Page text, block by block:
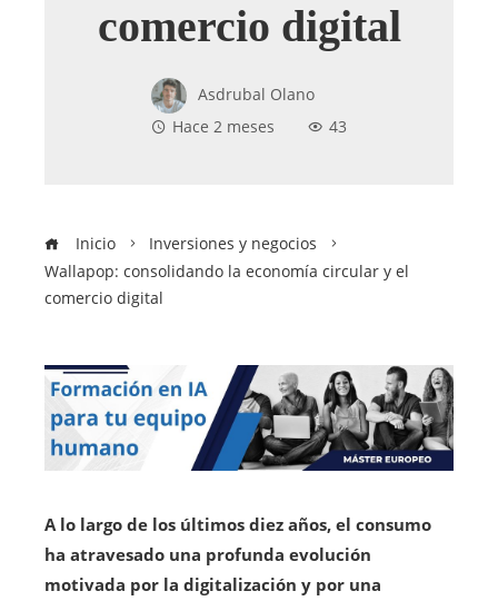
comercio digital
Asdrubal Olano
Hace 2 meses
43
Inicio
Inversiones y negocios
Wallapop: consolidando la economía circular y el
comercio digital
A lo largo de los últimos diez años, el consumo
ha atravesado una profunda evolución
motivada por la digitalización y por una